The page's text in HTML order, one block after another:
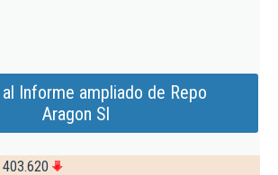
Informe ampliado de Repo
Aragon Sl